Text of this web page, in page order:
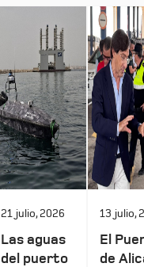
21 julio, 2026
Las aguas
del puerto
13 julio,
El
de